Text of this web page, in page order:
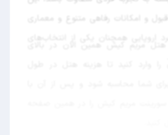
و امکانات رفاهی متنوع و معماری
همچنان یکی از انتخاب‌های